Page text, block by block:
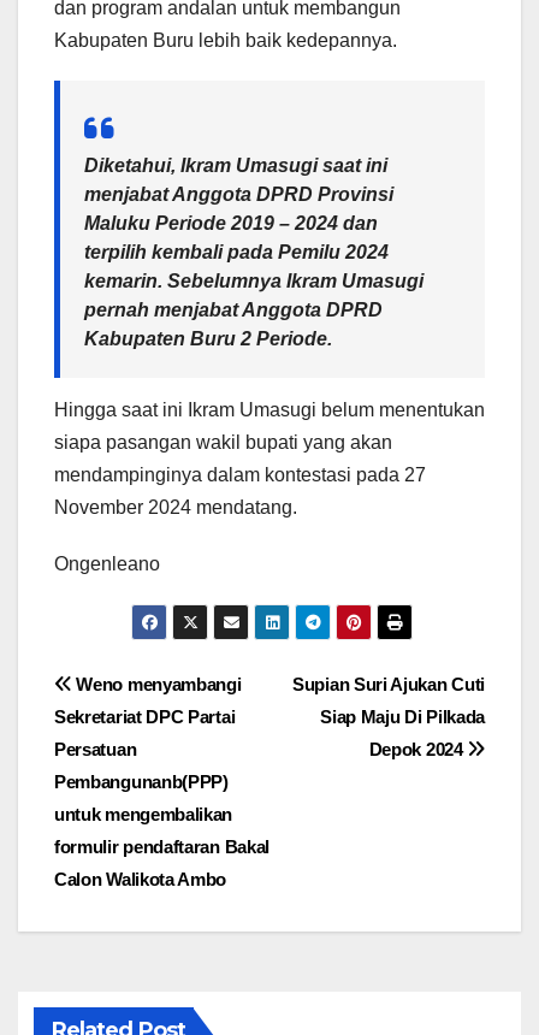
dan program andalan untuk membangun
Kabupaten Buru lebih baik kedepannya.
Diketahui, Ikram Umasugi saat ini
menjabat Anggota DPRD Provinsi
Maluku Periode 2019 – 2024 dan
terpilih kembali pada Pemilu 2024
kemarin. Sebelumnya Ikram Umasugi
pernah menjabat Anggota DPRD
Kabupaten Buru 2 Periode.
Hingga saat ini Ikram Umasugi belum menentukan
siapa pasangan wakil bupati yang akan
mendampinginya dalam kontestasi pada 27
November 2024 mendatang.
Ongenleano
Navigasi
pos
Supian Suri Ajukan Cuti
Siap Maju Di Pilkada
Depok 2024
Weno menyambangi
Sekretariat DPC Partai
Persatuan
Pembangunanb(PPP)
untuk mengembalikan
formulir pendaftaran Bakal
Calon Walikota Ambo